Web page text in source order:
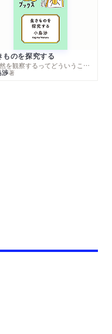
ものを探究する
─自然を観察するってどういうこと？
著